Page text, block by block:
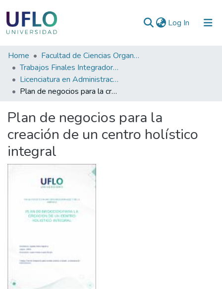
Log In (current)
Communities
&
Collections
Statistics
Home
Facultad de Ciencias Organizacionales y de la Empresa
Trabajos Finales Integradores (TFI)
Licenciatura en Administración
Plan de negocios para la creación de un centro holístico integral
Plan de negocios para la
creación de un centro holístico
integral